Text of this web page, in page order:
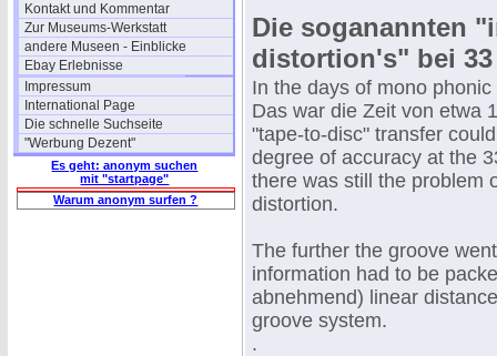
Kontakt und Kommentar
Zur Museums-Werkstatt
andere Museen - Einblicke
Ebay Erlebnisse
Impressum
International Page
Die schnelle Suchseite
"Werbung Dezent"
Es geht: anonym suchen
mit "startpage"
Warum anonym surfen ?
Die soganannten
distortion's" bei 33
In the days of mono
Das war die Zeit von etwa
"tape-to-disc" transfer
degree of accuracy at the
there was still the problem
distortion.
The further the groove
information had to be
abnehmend) linear
groove system.
.